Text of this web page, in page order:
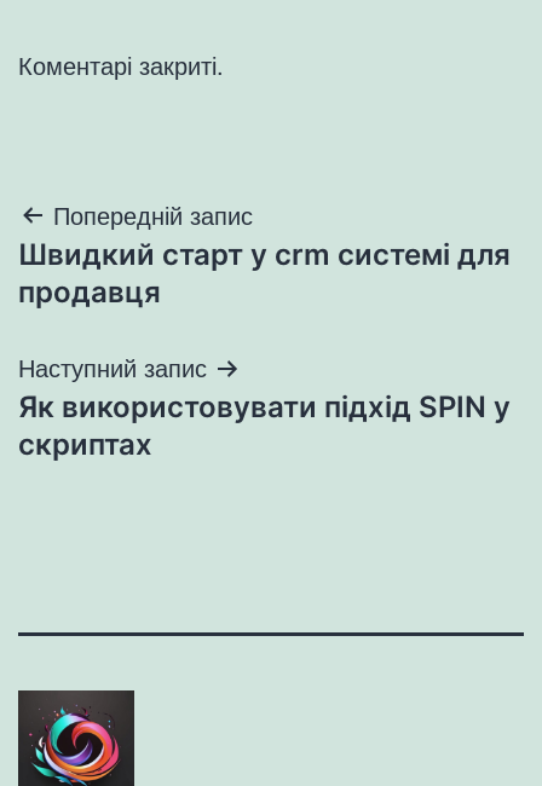
Коментарі закриті.
Навігація
записів
Попередній запис
Швидкий старт у crm системі для
продавця
Наступний запис
Як використовувати підхід SPIN у
скриптах